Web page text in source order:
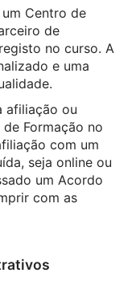
Centro de
de
no curso. A
e uma
afiliação ou
Formação no
com um
seja online ou
um Acordo
com as